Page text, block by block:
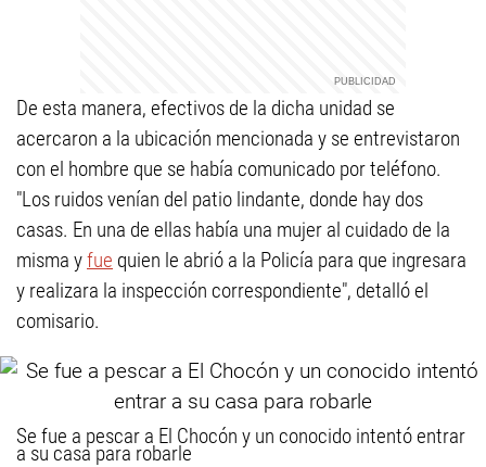
De esta manera, efectivos de la dicha unidad se
acercaron a la ubicación mencionada y se entrevistaron
con el hombre que se había comunicado por teléfono.
"Los ruidos venían del patio lindante, donde hay dos
casas. En una de ellas había una mujer al cuidado de la
misma yfue quien le abrió a la Policía para que ingresara
y realizara la inspección correspondiente", detalló el
comisario.
Se fue a pescar a El Chocón y un conocido intentó entrar
a su casa para robarle